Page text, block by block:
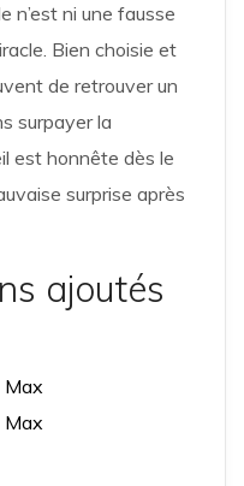
n’est ni une fausse
Bien choisie et
de retrouver un
surpayer la
est honnête dès le
surprise après
ajoutés
Max
Max